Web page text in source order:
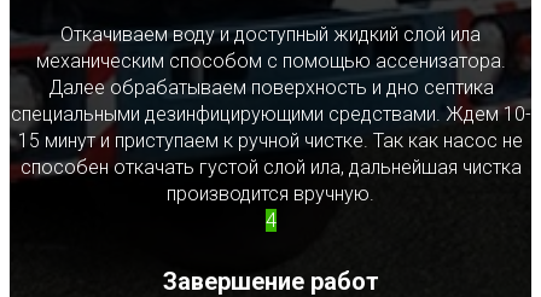
Откачиваем воду и доступный жидкий слой ила
механическим способом с помощью ассенизатора.
Далее обрабатываем поверхность и дно септика
специальными дезинфицирующими средствами. Ждем 10-
15 минут и приступаем к ручной чистке. Так как насос не
способен откачать густой слой ила, дальнейшая чистка
производится вручную.
4
Завершение работ